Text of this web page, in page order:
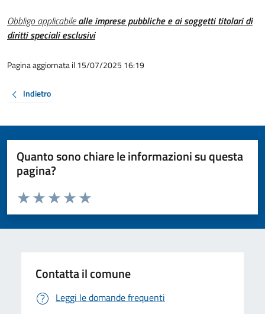
Obbligo applicabilealle imprese pubbliche e ai soggetti titolari di
diritti speciali esclusivi
Pagina aggiornata il 15/07/2025 16:19
Indietro
Quanto sono chiare le informazioni su questa
pagina?
Valuta da 1 a 5 stelle la pagina
Valuta 5 stelle su 5
Valuta 4 stelle su 5
Valuta 3 stelle su 5
Valuta 2 stelle su 5
Valuta 1 stelle su 5
Contatta il comune
Leggi le domande frequenti